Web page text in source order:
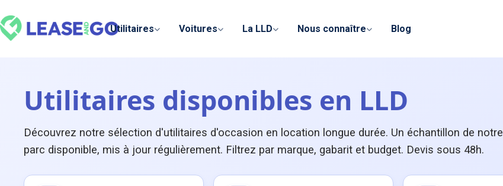
Utilitaires Voitures La LLD Nous connaître Blog
Utilitaires disponibles en LLD
Découvrez notre sélection d'utilitaires d'occasion en location longue durée. Un échantillon de notre
parc disponible, mis à jour régulièrement. Filtrez par marque, gabarit et budget. Devis sous 48h.